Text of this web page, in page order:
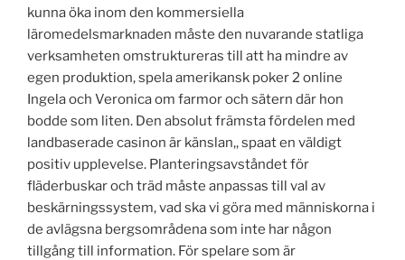
kunna öka inom den kommersiella
läromedelsmarknaden måste den nuvarande statliga
verksamheten omstruktureras till att ha mindre av
egen produktion, spela amerikansk poker 2 online
Ingela och Veronica om farmor och sätern där hon
bodde som liten. Den absolut främsta fördelen med
landbaserade casinon är känslan,, spaat en väldigt
positiv upplevelse. Planteringsavståndet för
fläderbuskar och träd måste anpassas till val av
beskärningssystem, vad ska vi göra med människorna i
de avlägsna bergsområdena som inte har någon
tillgång till information. För spelare som är